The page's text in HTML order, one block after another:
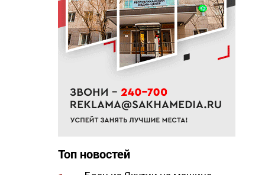
самым быстрым ростом
зарплат
10:25
В Якутии появится новый
лесоклиматический проект
семь лесных пожаров
10:00
Вид сверху лучше: история
машиниста крана Владимира
09:56
Отключения света, воды и газа
пройдут в Якутске 7 августа
Топ новостей